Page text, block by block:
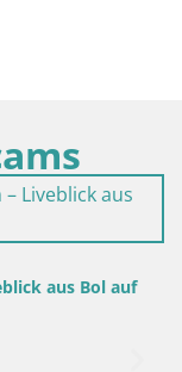
& Marina